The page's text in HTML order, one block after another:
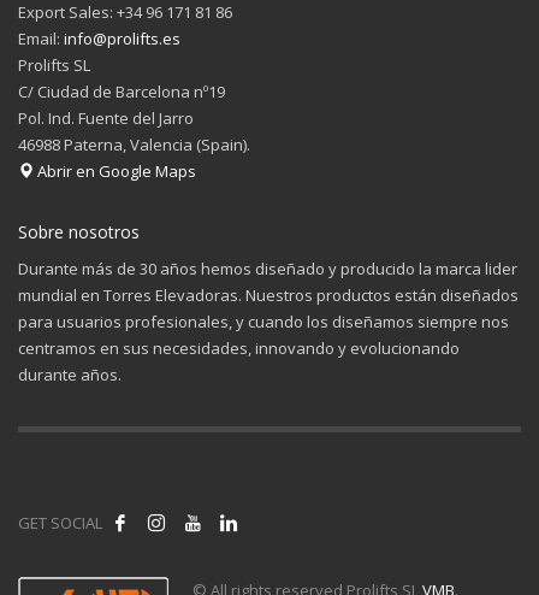
Export Sales: +34 96 171 81 86
Email: info@prolifts.es
Prolifts SL
C/ Ciudad de Barcelona nº19
Pol. Ind. Fuente del Jarro
46988 Paterna, Valencia (Spain).
Abrir en Google Maps
Sobre nosotros
Durante más de 30 años hemos diseñado y producido la marca lider
mundial en Torres Elevadoras. Nuestros productos están diseñados
para usuarios profesionales, y cuando los diseñamos siempre nos
centramos en sus necesidades, innovando y evolucionando
durante años.
GET SOCIAL
© All rights reserved Prolifts SL VMB.